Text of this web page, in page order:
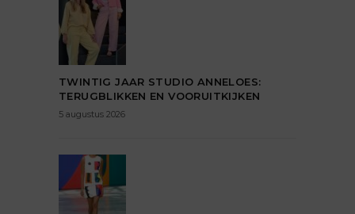
TWINTIG JAAR STUDIO ANNELOES:
TERUGBLIKKEN EN VOORUITKIJKEN
5 augustus 2026